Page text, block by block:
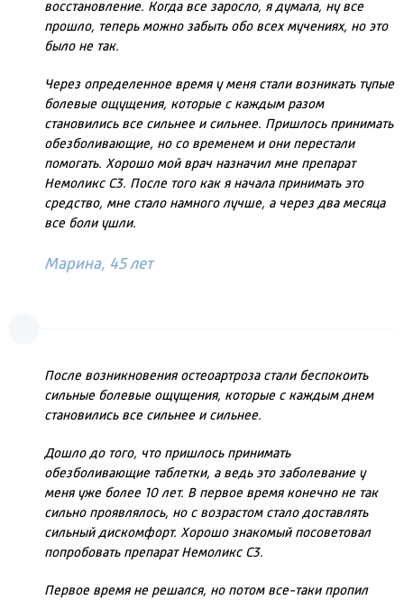
восстановление. Когда все заросло, я думала, ну все
прошло, теперь можно забыть обо всех мучениях, но это
было не так.
Через определенное время у меня стали возникать тупые
болевые ощущения, которые с каждым разом
становились все сильнее и сильнее. Пришлось принимать
обезболивающие, но со временем и они перестали
помогать. Хорошо мой врач назначил мне препарат
Немоликс С3. После того как я начала принимать это
средство, мне стало намного лучше, а через два месяца
все боли ушли.
Марина, 45 лет
После возникновения остеоартроза стали беспокоить
сильные болевые ощущения, которые с каждым днем
становились все сильнее и сильнее.
Дошло до того, что пришлось принимать
обезболивающие таблетки, а ведь это заболевание у
меня уже более 10 лет. В первое время конечно не так
сильно проявлялось, но с возрастом стало доставлять
сильный дискомфорт. Хорошо знакомый посоветовал
попробовать препарат Немоликс С3.
Первое время не решался, но потом все-таки пропил